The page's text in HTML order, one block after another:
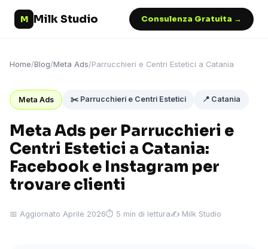
M Milk Studio Consulenza Gratuita →
Home/Blog/Meta Ads/Parrucchieri e Centri Estetici a Catania
Meta Ads ✂️ Parrucchieri e Centri Estetici 📍 Catania
Meta Ads per Parrucchieri e
Centri Estetici a Catania:
Facebook e Instagram per
trovare clienti
📅 Aggiornato Aprile 2026⏱ 5 min di lettura✍️ Milk Studio